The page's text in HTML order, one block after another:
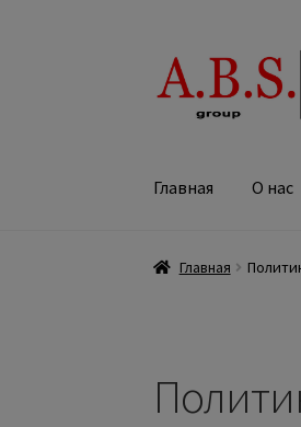
Главная О нас
Главная